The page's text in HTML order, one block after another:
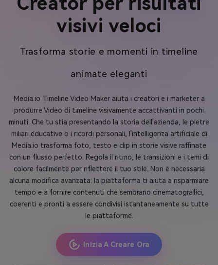
visivi veloci
Trasforma storie e momenti in timeline
animate eleganti
Media.io Timeline Video Maker aiuta i creatori e i marketer a
produrre Video di timeline visivamente accattivanti in pochi
minuti. Che tu stia presentando la storia dell'azienda, le pietre
miliari educative o i ricordi personali, l'intelligenza artificiale di
Media.io trasforma foto, testo e clip in storie visive raffinate
con un flusso perfetto. Regola il ritmo, le transizioni e i temi di
colore facilmente per riflettere il tuo stile. Non è necessaria
alcuna modifica avanzata: la piattaforma ti aiuta a risparmiare
tempo e a fornire contenuti che sembrano cinematografici,
coerenti e pronti a essere condivisi istantaneamente su tutte
le piattaforme.
Inizia A Creare Ora